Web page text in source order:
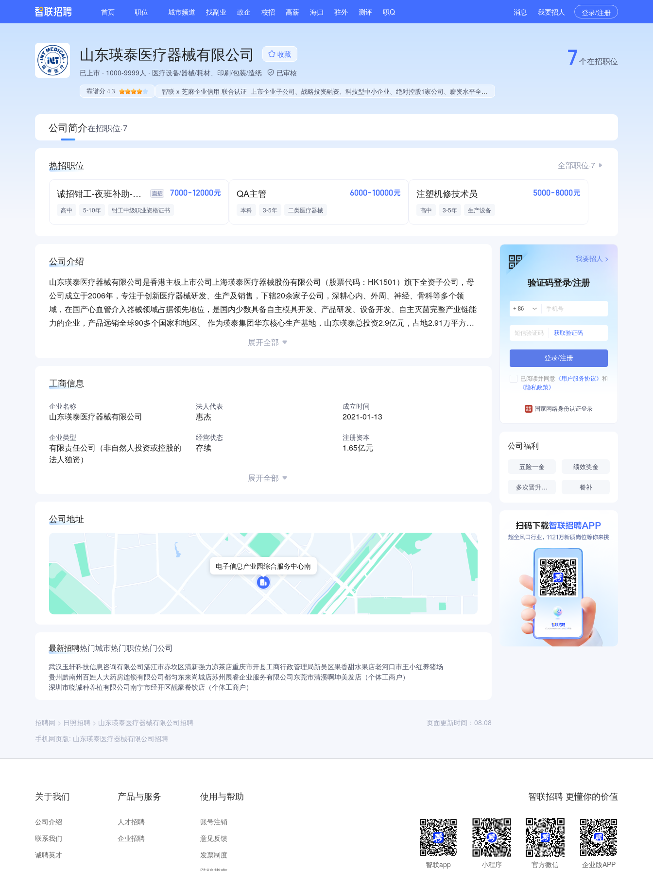
首页 职位 城市频道 找副业 政企 校招 高薪 海归 驻外 测评 职Q 消息 我要招人 登录/注册
山东瑛泰医疗器械有限公司
收藏
已上市 · 1000-9999人 · 医疗设备/器械/耗材、印刷/包装/造纸 已审核
靠谱分 4.3 智联 x 芝麻企业信用 联合认证 上市企业子公司、战略投资融资、科技型中小企业、绝对控股1家公司、薪资水平全省同行前50%、旗下品牌同行前10%、A级纳税人、多产业布局、拥有自主品牌、集团成员、权威管理体系认证
7个在招职位
公司简介在招职位·7
热招职位 全部职位·7
诚招钳工-夜班补助-有餐补 7000-12000元
高中 5-10年 钳工中级职业资格证书
QA主管 6000-10000元
本科 3-5年 二类医疗器械
注塑机修技术员 5000-8000元
高中 3-5年 生产设备
公司介绍
山东瑛泰医疗器械有限公司是香港主板上市公司上海瑛泰医疗器械股份有限公司（股票代码：HK1501）旗下全资子公司，母
公司成立于2006年，专注于创新医疗器械研发、生产及销售，下辖20余家子公司，深耕心内、外周、神经、骨科等多个领
域，在国产心血管介入器械领域占据领先地位，是国内少数具备自主模具开发、产品研发、设备开发、自主灭菌完整产业链能
力的企业，产品远销全球90多个国家和地区。 作为瑛泰集团华东核心生产基地，山东瑛泰总投资2.9亿元，占地2.91万平方
米，建筑面积4.82万平方米，于2025年3月正式投产，当年即实现产值3000余万元，达成“投产即见效”的良好开局。公司依托
母公司深厚的技术积淀与市场优势，在深耕心内、神经等严肃医疗领域的同时，积极拓展健康食品、皮肤抗衰等消费品赛道，
营业收入比重超9%，已成功量产造影剂推入器、介入手术器械包等6款核心产品，同步推进嗅觉障碍辅助治疗器械等10余项新
产品的研发与注册申报；已有5个产品获得美国FDA认证，顺利通过欧盟CE委托生产审核，预计2026年出口额可达1500余万
元。公司秉持“创新服务健康”理念，联合大连理工大学、青岛大学开展医用介入器械用高分子材料PEBAX和FEP材料的高性能
改性研究、介入支架用异形聚酯覆膜织物关键技术攻关与国产替代产业化，破解产业共性瓶颈，补齐行业发展的关键短板，破
解长期困扰行业发展的“卡脖子”难题，打造国内领先、国际先进的介入器械与生物材料创新制造平台，助力我国高端医疗器械
自主可控，推动国内高端介入器械产业链整体能力跃升。同时作为日照经开区首个研发实力强、发展前景好的医疗器械项目，
对带动区域医疗器械产业链发展具有重要引领作用。 为进一步强化研发创新能力，瑛泰集团同步在日照经开区投资建设配套
研发项目——瑛泰医疗山东研发创新中心，该项目投资1.1亿元，占地15亩，规划建筑面积7000余平方米，已注册成立山东瑛
生物医疗行业转型升级，助力产学研高质量发展。
展开全部
工商信息
企业名称
山东瑛泰医疗器械有限公司
法人代表
惠杰
成立时间
2021-01-13
企业类型
有限责任公司（非自然人投资或控股的
法人独资）
经营状态
存续
注册资本
1.65亿元
展开全部
公司地址
电子信息产业园综合服务中心南
最新招聘热门城市热门职位热门公司
武汉玉轩科技信息咨询有限公司湛江市赤坎区清新强力凉茶店重庆市开县工商行政管理局新吴区果香甜水果店老河口市王小红养猪场
贵州黔南州百姓人大药房连锁有限公司都匀东来尚城店苏州展睿企业服务有限公司东莞市清溪啊坤美发店（个体工商户）
深圳市晓诚种养植有限公司南宁市经开区靓豪餐饮店（个体工商户）
招聘网 > 日照招聘 > 山东瑛泰医疗器械有限公司招聘
手机网页版: 山东瑛泰医疗器械有限公司招聘
页面更新时间：08.08
验证码登录/注册
+ 86
获取验证码
登录/注册
已阅读并同意 《用户服务协议》 和
《隐私政策》
国家网络身份认证登录
我要招人 >
公司福利
五险一金 绩效奖金
多次晋升机会 餐补
关于我们
公司介绍
联系我们
诚聘英才
产品与服务
人才招聘
企业招聘
使用与帮助
账号注销
意见反馈
发票制度
智联招聘 更懂你的价值
智联app 小程序 官方微信 企业版APP